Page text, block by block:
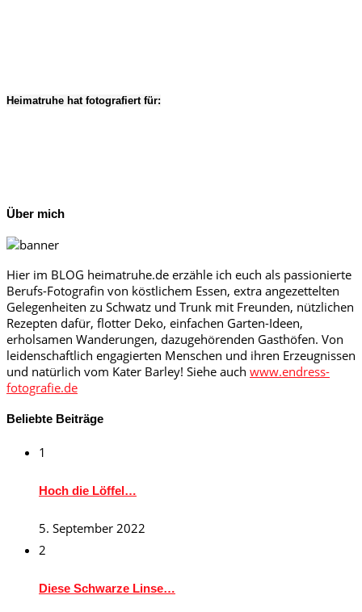
Heimatruhe hat fotografiert für:
Über mich
Hier im BLOG heimatruhe.de erzähle ich euch als passionierte
Berufs-Fotografin von köstlichem Essen, extra angezettelten
Gelegenheiten zu Schwatz und Trunk mit Freunden, nützlichen
Rezepten dafür, flotter Deko, einfachen Garten-Ideen,
erholsamen Wanderungen, dazugehörenden Gasthöfen. Von
leidenschaftlich engagierten Menschen und ihren Erzeugnissen
und natürlich vom Kater Barley! Siehe auch www.endress-
fotografie.de
Beliebte Beiträge
1
Hoch die Löffel…
5. September 2022
2
Diese Schwarze Linse…